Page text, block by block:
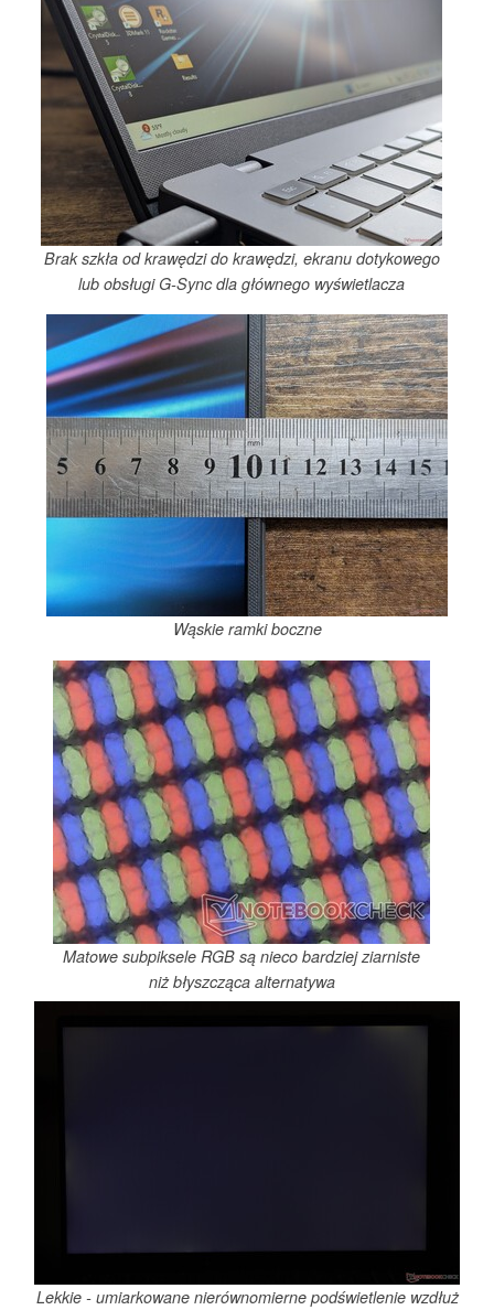
Brak szkła od krawędzi do krawędzi, ekranu dotykowego
lub obsługi G-Sync dla głównego wyświetlacza
Wąskie ramki boczne
Matowe subpiksele RGB są nieco bardziej ziarniste
niż błyszcząca alternatywa
Lekkie - umiarkowane nierównomierne podświetlenie wzdłuż